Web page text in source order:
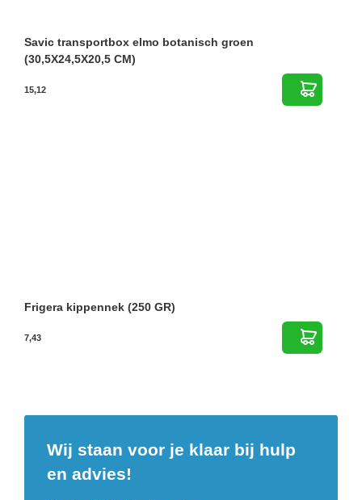
Savic transportbox elmo botanisch groen
(30,5X24,5X20,5 CM)
15,12
Frigera kippennek (250 GR)
7,43
Wij staan voor je klaar bij hulp
en advies!